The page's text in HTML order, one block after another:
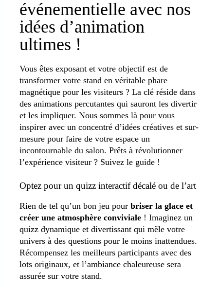
événementielle avec nos
idées d’animation
ultimes !
Vous êtes exposant et votre objectif est de
transformer votre stand en véritable phare
magnétique pour les visiteurs ? La clé réside dans
des animations percutantes qui sauront les divertir
et les impliquer. Nous sommes là pour vous
inspirer avec un concentré d’idées créatives et sur-
mesure pour faire de votre espace un
incontournable du salon. Prêts à révolutionner
l’expérience visiteur ? Suivez le guide !
Optez pour un quizz interactif décalé ou de l’art
Rien de tel qu’un bon jeu pour briser la glace et
créer une atmosphère conviviale ! Imaginez un
quizz dynamique et divertissant qui mêle votre
univers à des questions pour le moins inattendues.
Récompensez les meilleurs participants avec des
lots originaux, et l’ambiance chaleureuse sera
assurée sur votre stand.